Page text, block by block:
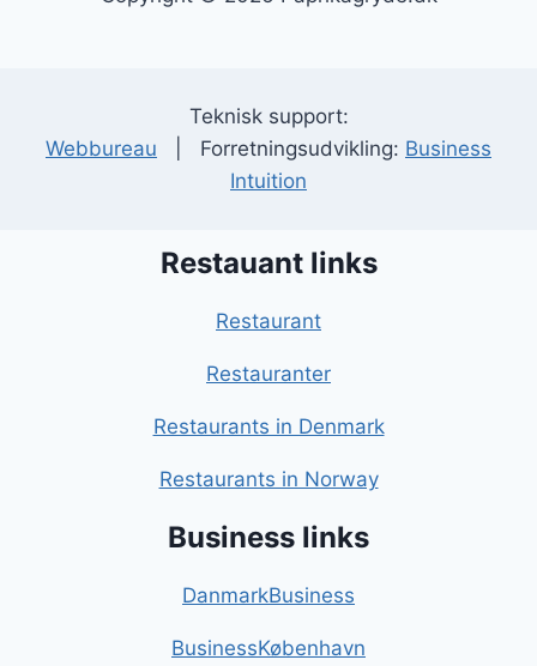
Teknisk support:
Webbureau | Forretningsudvikling: Business
Intuition
Restauant links
Restaurant
Restauranter
Restaurants in Denmark
Restaurants in Norway
Business links
DanmarkBusiness
BusinessKøbenhavn